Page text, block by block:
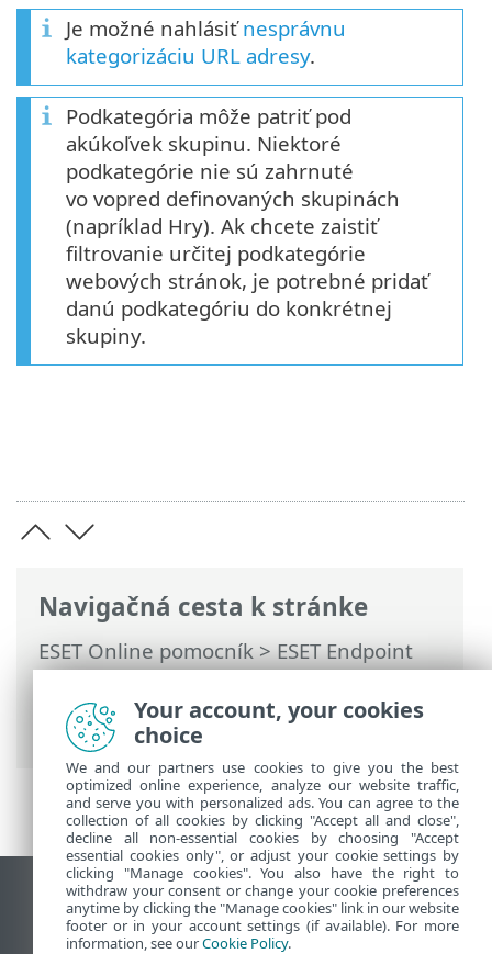
Navigačná cesta k stránke
ESET Online pomocník>ESET Endpoint
Security>Rozšírené nastavenia>
Ochrana
>Ochrana prístupu na web>
Webová kontrola> Skupiny kategórií
Je možné nahlásiťnesprávnu
kategorizáciu URL adresy.
Podkategória môže patriť pod
akúkoľvek skupinu. Niektoré
podkategórie nie sú zahrnuté
vo vopred definovaných skupinách
(napríklad Hry). Ak chcete zaistiť
filtrovanie určitej podkategórie
webových stránok, je potrebné pridať
danú podkategóriu do konkrétnej
skupiny.
Zobraziť stránku ako na počítači
End of Life
Your account, your cookies
choice
We and our partners use cookies to give you the best
optimized online experience, analyze our website traffic,
and serve you with personalized ads. You can agree to the
collection of all cookies by clicking "Accept all and close",
decline all non-essential cookies by choosing "Accept
essential cookies only", or adjust your cookie settings by
clicking "Manage cookies". You also have the right to
withdraw your consent or change your cookie preferences
anytime by clicking the "Manage cookies" link in our website
footer or in your account settings (if available). For more
information, see ourCookie Policy.